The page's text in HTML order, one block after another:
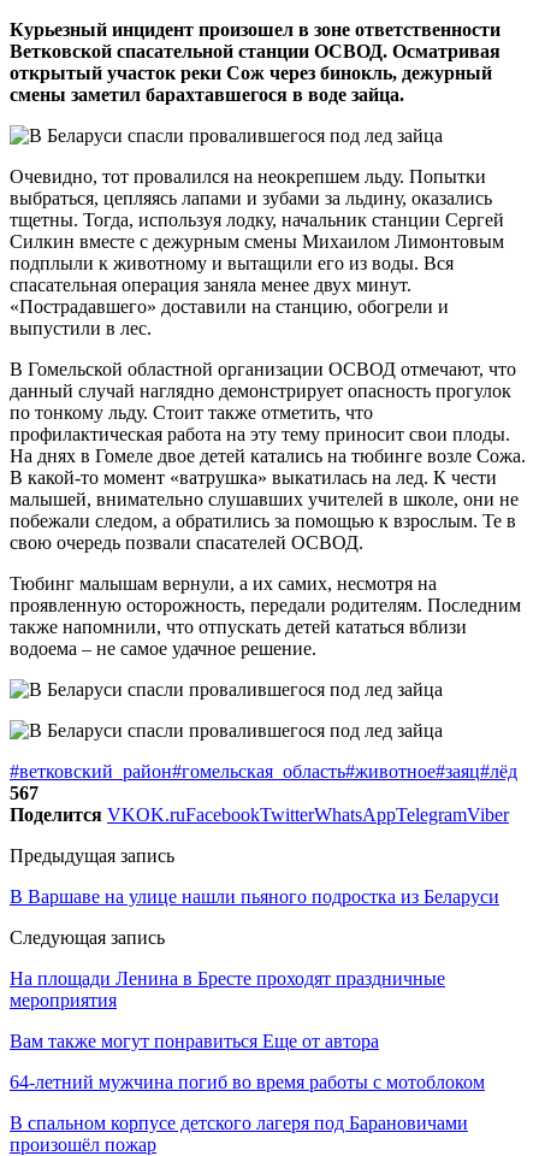
Курьезный инцидент произошел в зоне ответственности
Ветковской спасательной станции ОСВОД. Осматривая
открытый участок реки Сож через бинокль, дежурный
смены заметил барахтавшегося в воде зайца.
Очевидно, тот провалился на неокрепшем льду. Попытки
выбраться, цепляясь лапами и зубами за льдину, оказались
тщетны. Тогда, используя лодку, начальник станции Сергей
Силкин вместе с дежурным смены Михаилом Лимонтовым
подплыли к животному и вытащили его из воды. Вся
спасательная операция заняла менее двух минут.
«Пострадавшего» доставили на станцию, обогрели и
выпустили в лес.
В Гомельской областной организации ОСВОД отмечают, что
данный случай наглядно демонстрирует опасность прогулок
по тонкому льду. Стоит также отметить, что
профилактическая работа на эту тему приносит свои плоды.
На днях в Гомеле двое детей катались на тюбинге возле Сожа.
В какой-то момент «ватрушка» выкатилась на лед. К чести
малышей, внимательно слушавших учителей в школе, они не
побежали следом, а обратились за помощью к взрослым. Те в
свою очередь позвали спасателей ОСВОД.
Тюбинг малышам вернули, а их самих, несмотря на
проявленную осторожность, передали родителям. Последним
также напомнили, что отпускать детей кататься вблизи
водоема – не самое удачное решение.
#ветковский_район#гомельская_область#животное#заяц#лёд
567
Поделится VKOK.ruFacebookTwitterWhatsAppTelegramViber
Предыдущая запись
В Варшаве на улице нашли пьяного подростка из Беларуси
Следующая запись
На площади Ленина в Бресте проходят праздничные
мероприятия
Вам также могут понравиться Еще от автора
64-летний мужчина погиб во время работы с мотоблоком
В спальном корпусе детского лагеря под Барановичами
произошёл пожар